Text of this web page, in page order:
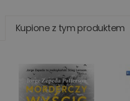
Kupione z tym produktem